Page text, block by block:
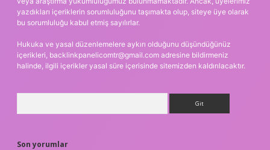
yazdıkları içeriklerin sorumluluğunu taşımakta olup, siteye üye olarak
bu sorumluluğu kabul etmiş sayılırlar.
Hukuka ve yasal düzenlemelere aykırı olduğunu düşündüğünüz
içerikleri, backlinkpanelicomtr@gmail.com adresine bildirmeniz
halinde, ilgili içerikler yasal süre içerisinde sitemizden kaldırılacaktır.
Son yorumlar